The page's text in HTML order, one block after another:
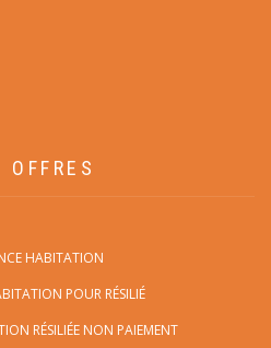
OFFRES
HABITATION
POUR RÉSILIÉ
RÉSILIÉE NON PAIEMENT